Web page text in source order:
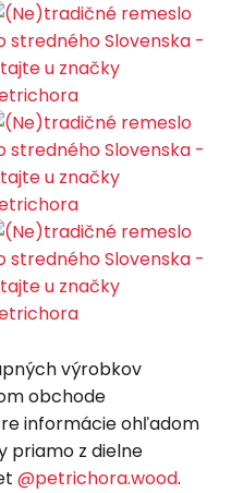
výrobkov
obchode
informácie ohľadom
priamo z dielne
@petrichora.wood.